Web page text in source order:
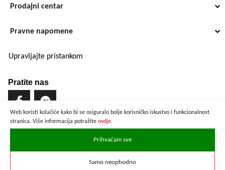
Web koristi kolačiće kako bi se osiguralo bolje korisničko iskustvo i funkcionalnost
stranica. Više informacija potražite ovdje.
Prihvaćam sve
Samo neophodno
Prodajni centar
Pravne napomene
Upravljajte pristankom
Pratite nas
Brzo i sigurno plaćanje
Prikazane cijene su preračunate po službenom tečaju u iznosu od